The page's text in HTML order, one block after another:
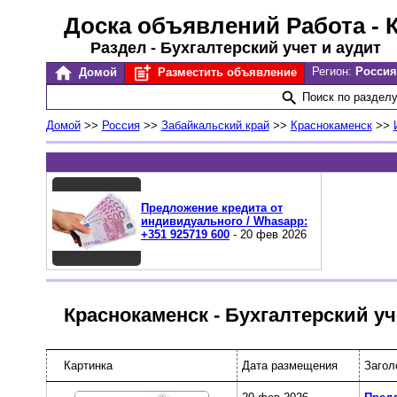
Доска объявлений Работа-
Раздел - Бухгалтерский учет и аудит
Домой Разместить объявление Регион:
Поиск по
Домой>> Россия>> Забайкальский край>> Краснокаменск>>
Предложение кредита от
индивидуального / Whasapp:
+351 925719 600- 20 фев 2026
Краснокаменск - Бухгалтерский
Картинка Дата размещения